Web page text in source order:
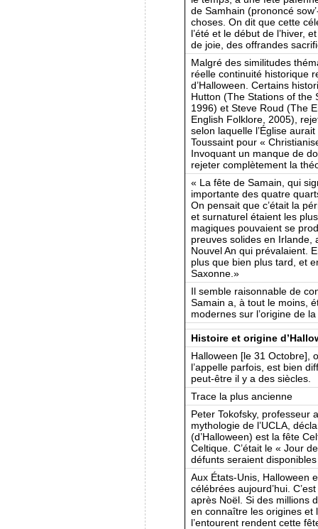
de Samhain (prononcé
choses. On dit que cette
l’été et le début de l’hiver,
de joie, des offrandes
Malgré des similitudes
réelle continuité historique
d’Halloween. Certains
Hutton (The Stations of the
1996) et Steve Roud (The
English Folklore, 2005),
selon laquelle l’Église
Toussaint pour «
Invoquant un manque de
rejeter complètement la
« La fête de Samain, qui
importante des quatre
On pensait que c’était la
et surnaturel étaient les
magiques pouvaient se
preuves solides en Irlande,
Nouvel An qui prévalaient.
plus que bien plus tard, et
Saxonne.»
Il semble raisonnable de
Samain a, à tout le moins,
modernes sur l’origine de
Histoire et origine
Halloween [le 31 Octobre],
l’appelle parfois, est bien
peut-être il y a des siècles.
Trace la plus ancienne
Peter Tokofsky, professeur
mythologie de l’UCLA,
(d’Halloween) est la fête
Celtique. C’était le « Jour
défunts seraient
Aux États-Unis, Halloween
célébrées aujourd’hui.
après Noël. Si des millions
en connaître les origines et
l’entourent rendent cette